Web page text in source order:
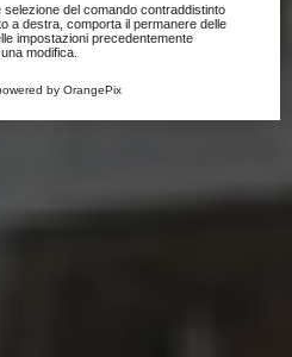
del comando contraddistinto
a destra, comporta il permanere delle
impostazioni precedentemente
modifica.
by OrangePix